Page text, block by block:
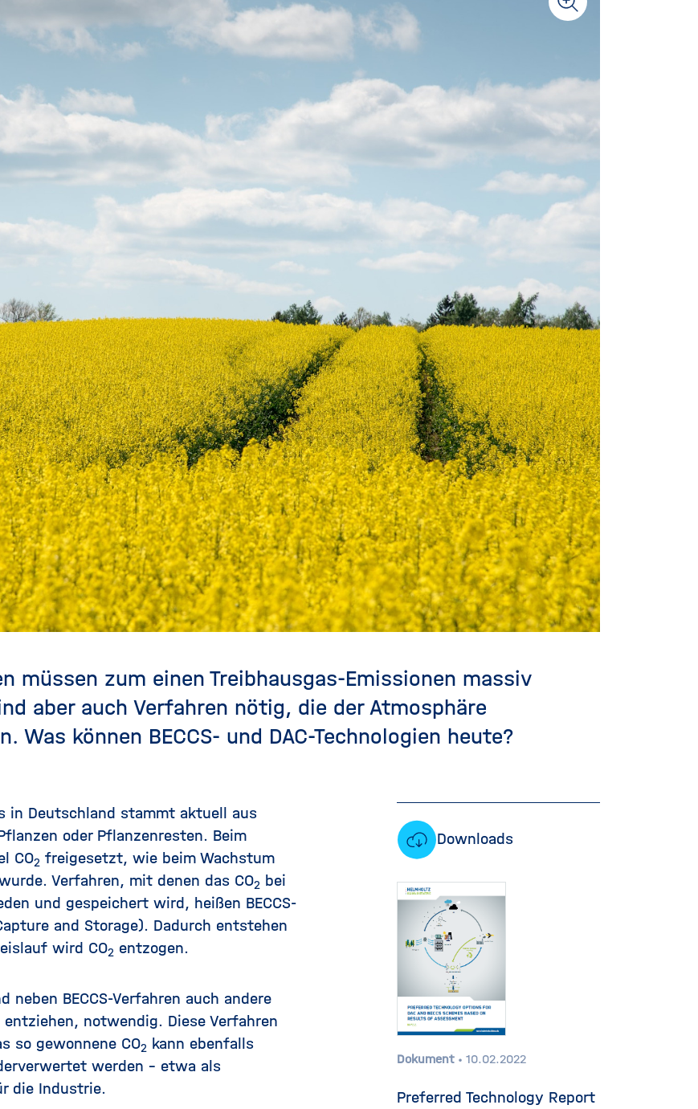
müssen zum einen Treibhausgas-Emissionen massiv
aber auch Verfahren nötig, die der Atmosphäre
Was können BECCS- und DAC-Technologien heute?
in Deutschland stammt aktuell aus
oder Pflanzenresten. Beim
CO2 freigesetzt, wie beim Wachstum
Verfahren, mit denen das CO2 bei
und gespeichert wird, heißen BECCS-
and Storage). Dadurch entstehen
wird CO2 entzogen.
BECCS-Verfahren auch andere
entziehen, notwendig. Diese Verfahren
so gewonnene CO2 kann ebenfalls
werden – etwa als
die Industrie.
Downloads
Dokument 10.02.2022
Preferred Technology Report